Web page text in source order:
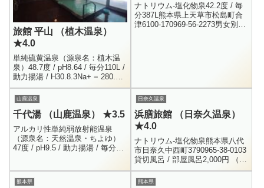
旅館 平山 （植木温泉）
★4.0
単純硫黄温泉（源泉名：植木温
泉）48.7度 / pH8.64 / 毎分110L /
動力揚湯 / H30.8.3Na+ = 280.1 /
K+ = 1.8 / Ca+ = 3.4...
ナトリウム-塩化物泉42.2度 / 毎
分387L熊本県上天草市松島町合
津6100-170969-56-2273男女別内
山鹿温泉
千代湯 （山鹿温泉） ★3.5
アルカリ性単純弱放射能温泉
（源泉名：天然温泉・ちよゆ）
47度 / pH9.5 / 動力揚湯 / 毎分
日奈久温泉
浜膳旅館 （日奈久温泉）
★4.0
ナトリウム-塩化物泉熊本県八代
市日奈久中西町3790965-38-0103
貸切風呂 / 部屋風呂2,000円 （土
日 2,300円）10:00 ～ 22:00日奈
久温泉の少し端っこ...
熊本県 熊本県